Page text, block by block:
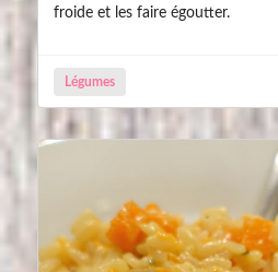
froide et les faire égoutter.
Légumes